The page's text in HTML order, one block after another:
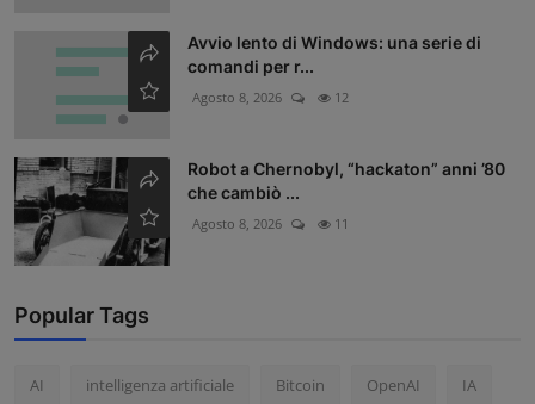
Avvio lento di Windows: una serie di
comandi per r...
Agosto 8, 2026 12
Robot a Chernobyl, “hackaton” anni ’80
che cambiò ...
Agosto 8, 2026 11
Popular Tags
AI intelligenza artificiale Bitcoin OpenAI IA